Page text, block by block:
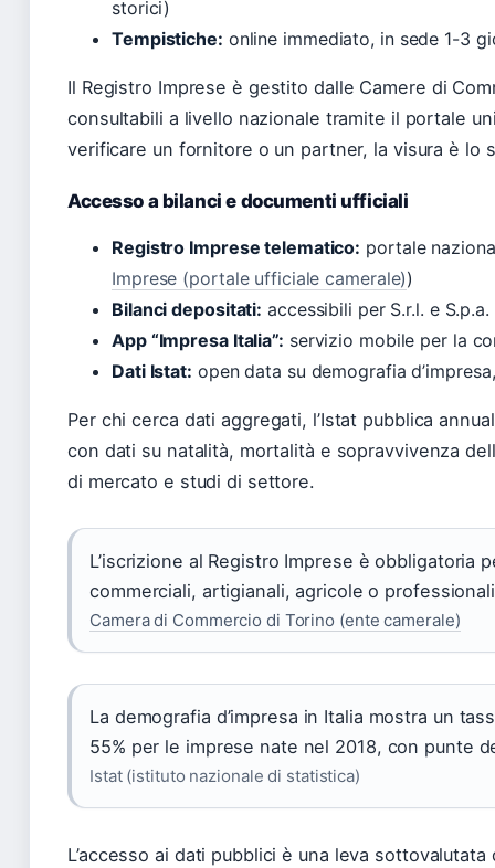
storici)
Tempistiche: online immediato, in sede 1-3
Il Registro Imprese è gestito dalle Camere di
consultabili a livello nazionale tramite il portale
verificare un fornitore o un partner, la visura è lo
Accesso a bilanci e documenti ufficiali
Registro Imprese telematico: portale
Imprese (portale ufficiale camerale))
Bilanci depositati: accessibili per S.r.l. e
App “Impresa Italia”: servizio mobile per la
Dati Istat: open data su demografia
Per chi cerca dati aggregati, l’Istat pubblica
con dati su natalità, mortalità e sopravvivenza
di mercato e studi di settore.
L’iscrizione al Registro Imprese è
commerciali, artigianali, agricole o
Camera di Commercio di Torino (ente camerale)
La demografia d’impresa in Italia mostra un
55% per le imprese nate nel 2018, con punte
Istat (istituto nazionale di statistica)
L’accesso ai dati pubblici è una leva